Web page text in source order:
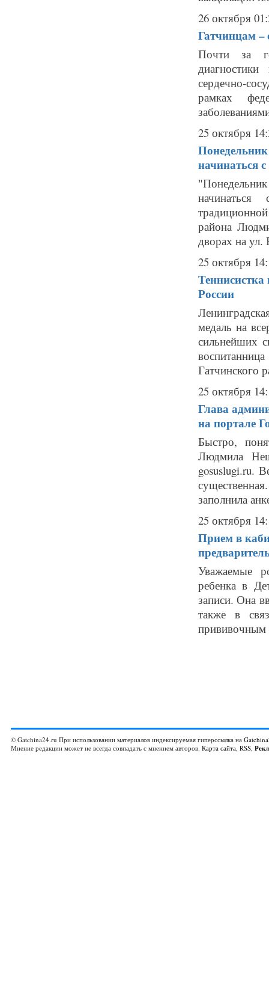
26 октября
Гатчинцам –
Почти за
сердечно-
рамках
25 октября
начинаться
района
дворах на ул.
25 октября
России
медаль на
сильнейших
Гатчинского
25 октября
Глава
на портале
Быстро,
Людмила
gosuslugi.ru.
заполнила
25 октября
Прием в
Уважаемые
ребенка в
записи. Она
также в
прививочным
© Gatchina24.ru При использовании материалов индексируемая гиперссылка на
Мнение редакции может не всегда совпадать с мнением авторов. Карта сайта, RSS,